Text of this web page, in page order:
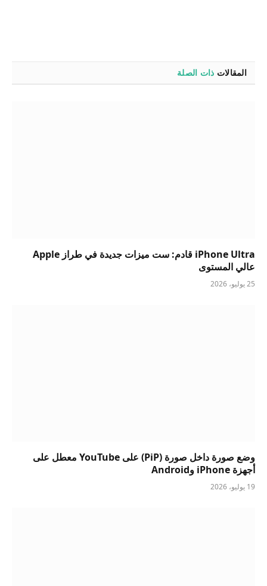
المقالات ذات الصلة
iPhone Ultra قادم: ست ميزات جديدة في طراز Apple
عالي المستوى
25 يوليو، 2026
وضع صورة داخل صورة (PiP) على YouTube معطل على
أجهزة iPhone وAndroid
19 يوليو، 2026